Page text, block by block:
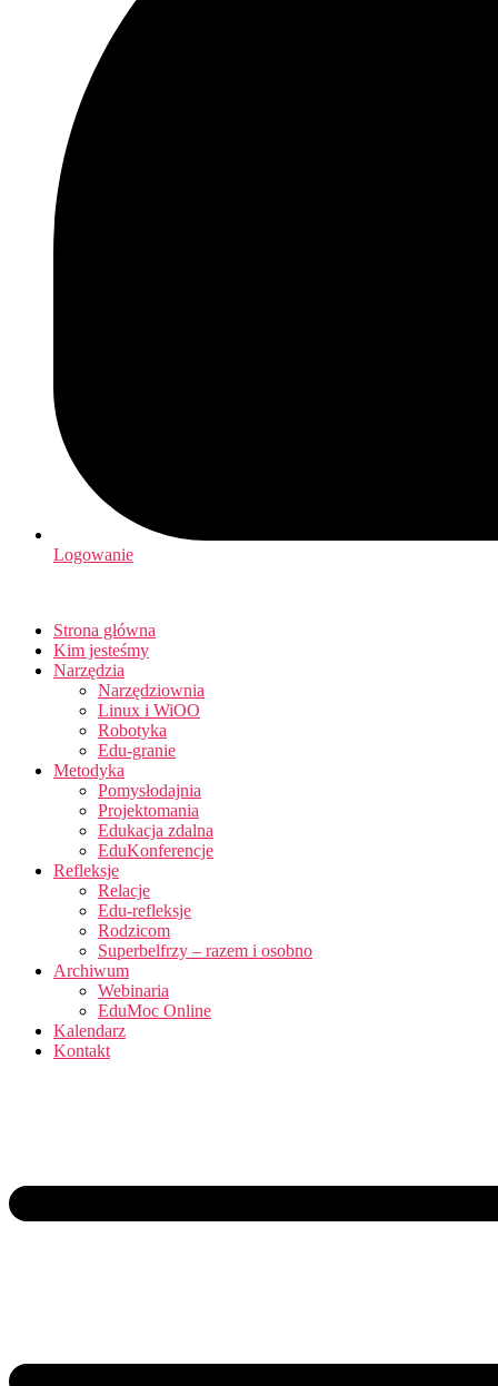
Logowanie
Strona główna
Kim jesteśmy
Narzędzia
Narzędziownia
Linux i WiOO
Robotyka
Edu-granie
Metodyka
Pomysłodajnia
Projektomania
Edukacja zdalna
EduKonferencje
Refleksje
Relacje
Edu-refleksje
Rodzicom
Superbelfrzy – razem i osobno
Archiwum
Webinaria
EduMoc Online
Kalendarz
Kontakt